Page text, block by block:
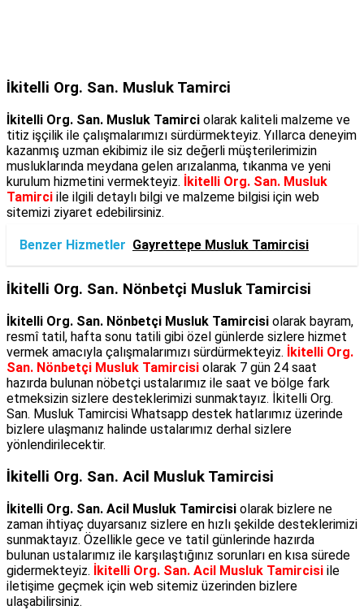
İkitelli Org. San. Musluk Tamirci
İkitelli Org. San. Musluk Tamirci olarak kaliteli malzeme ve
titiz işçilik ile çalışmalarımızı sürdürmekteyiz. Yıllarca deneyim
kazanmış uzman ekibimiz ile siz değerli müşterilerimizin
musluklarında meydana gelen arızalanma, tıkanma ve yeni
kurulum hizmetini vermekteyiz. İkitelli Org. San. Musluk
Tamirci ile ilgili detaylı bilgi ve malzeme bilgisi için web
sitemizi ziyaret edebilirsiniz.
Benzer Hizmetler Gayrettepe Musluk Tamircisi
İkitelli Org. San. Nönbetçi Musluk Tamircisi
İkitelli Org. San. Nönbetçi Musluk Tamircisi olarak bayram,
resmî tatil, hafta sonu tatili gibi özel günlerde sizlere hizmet
vermek amacıyla çalışmalarımızı sürdürmekteyiz.
İkitelli Org.
San. Nönbetçi Musluk Tamircisi olarak 7 gün 24 saat
hazırda bulunan nöbetçi ustalarımız ile saat ve bölge fark
etmeksizin sizlere desteklerimizi sunmaktayız. İkitelli Org.
San. Musluk Tamircisi Whatsapp destek hatlarımız üzerinde
bizlere ulaşmanız halinde ustalarımız derhal sizlere
yönlendirilecektir.
İkitelli Org. San. Acil Musluk Tamircisi
İkitelli Org. San. Acil Musluk Tamircisi olarak bizlere ne
zaman ihtiyaç duyarsanız sizlere en hızlı şekilde desteklerimizi
sunmaktayız. Özellikle gece ve tatil günlerinde hazırda
bulunan ustalarımız ile karşılaştığınız sorunları en kısa sürede
gidermekteyiz. İkitelli Org. San. Acil Musluk Tamircisi ile
iletişime geçmek için web sitemiz üzerinden bizlere
ulaşabilirsiniz.